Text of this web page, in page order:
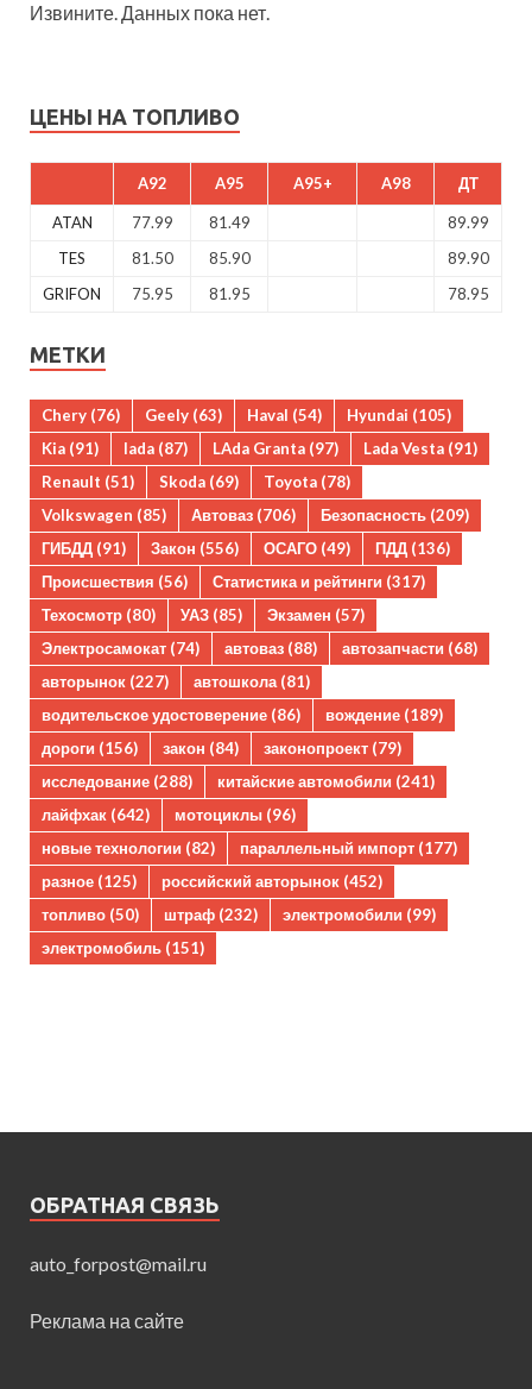
Извините. Данных пока нет.
ЦЕНЫ НА ТОПЛИВО
A92 A95 A95+ A98 ДТ
ATAN 77.99 81.49
89.99
TES
81.50 85.90
89.90
GRIFON
75.95 81.95 78.95
МЕТКИ
Chery (76) Geely (63) Haval (54) Hyundai (105)
Kia (91) lada (87) LAda Granta (97) Lada Vesta (91)
Renault (51) Skoda (69) Toyota (78)
Volkswagen (85) Автоваз (706) Безопасность (209)
ГИБДД (91) Закон (556) ОСАГО (49) ПДД (136)
Происшествия (56) Статистика и рейтинги (317)
Техосмотр (80) УАЗ (85) Экзамен (57)
Электросамокат (74) автоваз (88) автозапчасти (68)
авторынок (227) автошкола(81)
водительское удостоверение (86) вождение (189)
дороги (156) закон (84) законопроект (79)
исследование (288) китайские автомобили (241)
лайфхак (642) мотоциклы (96)
новые технологии (82) параллельный импорт (177)
разное (125) российский авторынок (452)
топливо (50) штраф (232) электромобили (99)
электромобиль (151)
ОБРАТНАЯ СВЯЗЬ
auto_forpost@mail.ru
Реклама на сайте